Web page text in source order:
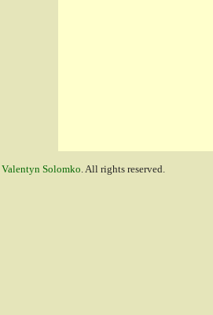
Valentyn Solomko. All rights reserved.